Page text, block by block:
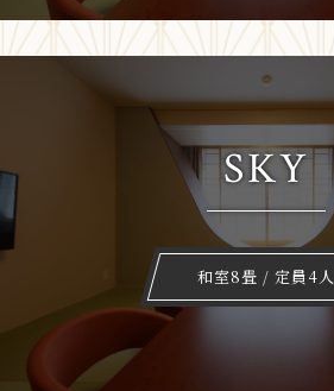
SKY
和室8畳 / 定員4人